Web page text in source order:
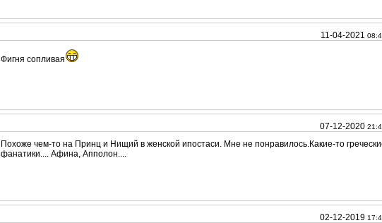
11-04-2021
Фигня сопливая
07-12-2020
Похоже чем-то на Принц и Нищий в женской ипостаси. Мне не понравилось.Какие-то
фанатики.... Афина, Апполон....
02-12-2019